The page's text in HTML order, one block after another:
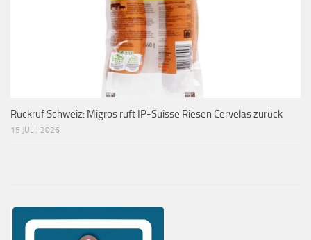
Rückruf Schweiz: Migros ruft IP-Suisse Riesen Cervelas zurück
15 JULI, 2026